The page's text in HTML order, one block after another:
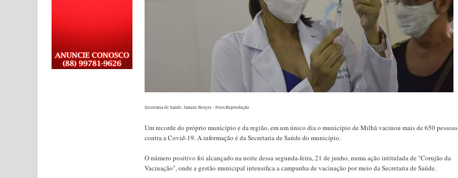
Secretária de Saúde, Jamine Borges - Foto/Reprodução
Um recorde do próprio município e da região, em um único dia o município de Milhã vacinou mais de 650 pessoas
contra a Covid-19. A informação é da Secretaria de Saúde do município.
O número positivo foi alcançado na noite dessa segunda-feira, 21 de junho, numa ação intitulada de "Corujão da
Vacinação", onde a gestão municipal intensifica a campanha de vacinação por meio da Secretaria de Saúde.